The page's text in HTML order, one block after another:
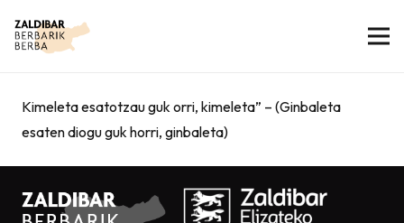
Kimeleta esatotzau guk orri, kimeleta” – (Ginbaleta
esaten diogu guk horri, ginbaleta)